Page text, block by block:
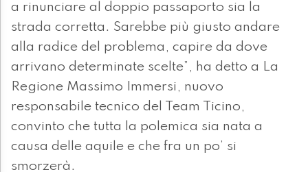
a rinunciare al doppio passaporto sia la
strada corretta. Sarebbe più giusto andare
alla radice del problema, capire da dove
arrivano determinate scelte”, ha detto a La
Regione Massimo Immersi, nuovo
responsabile tecnico del Team Ticino,
convinto che tutta la polemica sia nata a
causa delle aquile e che fra un po’ si
smorzerà.